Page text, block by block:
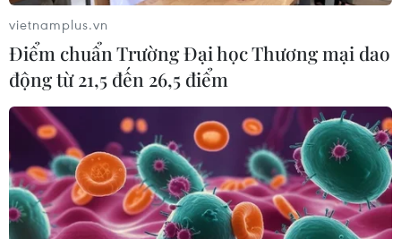
vietnamplus.vn
Điểm chuẩn Trường Đại học Thương mại dao
động từ 21,5 đến 26,5 điểm